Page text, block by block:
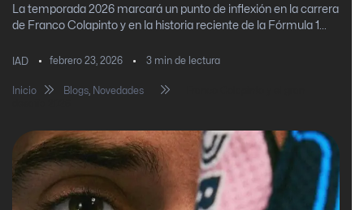
La temporada 2026 marcará un punto de inflexión en la carrera
de Franco Colapinto y en la historia reciente de la Fórmula 1...
IAD febrero 23, 2026 3 min de lectura
Inicio Blogs, Novedades